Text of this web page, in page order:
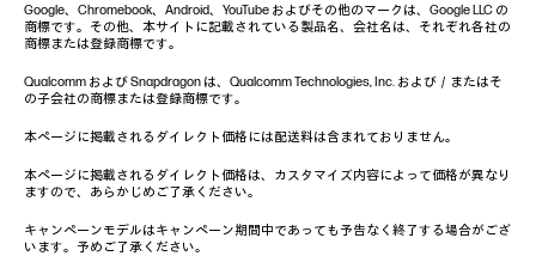
Google、Chromebook、Android、YouTube およびその他のマークは、Google LLC の
商標です。その他、本サイトに記載されている製品名、会社名は、それぞれ各社の
商標または登録商標です。
Qualcomm および Snapdragon は、Qualcomm Technologies, Inc. および／またはそ
の子会社の商標または登録商標です。
本ページに掲載されるダイレクト価格には配送料は含まれておりません。
本ページに掲載されるダイレクト価格は、カスタマイズ内容によって価格が異なり
ますので、あらかじめご了承ください。
キャンペーンモデルはキャンペーン期間中であっても予告なく終了する場合がござ
います。予めご了承ください。